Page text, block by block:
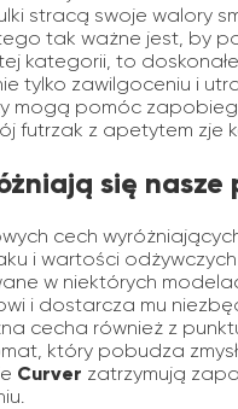
stracą swoje walory
tak ważne jest, by
kategorii, to
tylko zawilgoceniu i
mogą pomóc
futrzak z apetytem zje
się nasze
cech
i wartości
w niektórych
i dostarcza mu
cecha również z
który pobudza
Curver zatrzymują